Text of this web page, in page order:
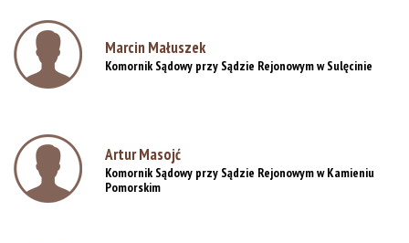
Marcin Małuszek
Komornik Sądowy przy Sądzie Rejonowym w Sulęcinie
Artur Masojć
Komornik Sądowy przy Sądzie Rejonowym w Kamieniu
Pomorskim
Rejestracja online